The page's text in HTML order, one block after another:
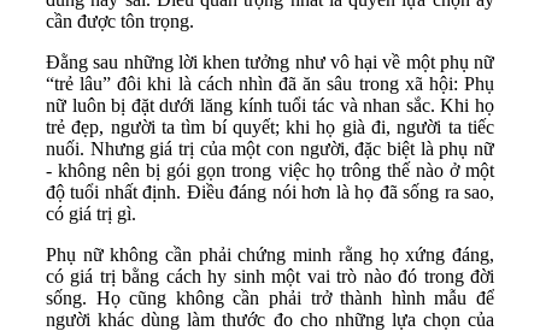
cần được tôn trọng.
Đằng sau những lời khen tưởng như vô hại về một phụ nữ
“trẻ lâu” đôi khi là cách nhìn đã ăn sâu trong xã hội: Phụ
nữ luôn bị đặt dưới lăng kính tuổi tác và nhan sắc. Khi họ
trẻ đẹp, người ta tìm bí quyết; khi họ già đi, người ta tiếc
nuối. Nhưng giá trị của một con người, đặc biệt là phụ nữ
- không nên bị gói gọn trong việc họ trông thế nào ở một
độ tuổi nhất định. Điều đáng nói hơn là họ đã sống ra sao,
có giá trị gì.
Phụ nữ không cần phải chứng minh rằng họ xứng đáng,
có giá trị bằng cách hy sinh một vai trò nào đó trong đời
sống. Họ cũng không cần phải trở thành hình mẫu để
người khác dùng làm thước đo cho những lựa chọn của